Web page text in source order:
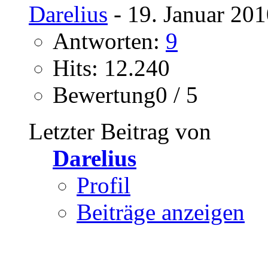
Darelius - 19. Januar
Antworten: 9
Hits: 12.240
Bewertung0 / 5
Letzter Beitrag von
Darelius
Profil
Beiträge anzeigen